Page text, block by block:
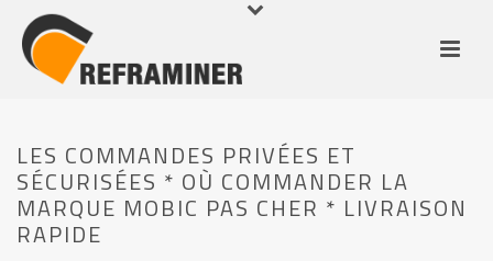
LES COMMANDES PRIVÉES ET
SÉCURISÉES * OÙ COMMANDER LA
MARQUE MOBIC PAS CHER * LIVRAISON
RAPIDE